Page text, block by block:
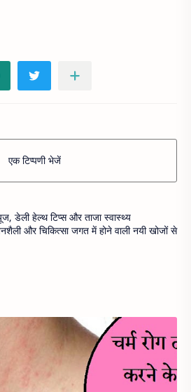
एक टिप्पणी भेजें
डेली हेल्थ टिप्स और ताजा स्वास्थ्य
और चिकित्सा जगत में होने वाली नयी खोजों से